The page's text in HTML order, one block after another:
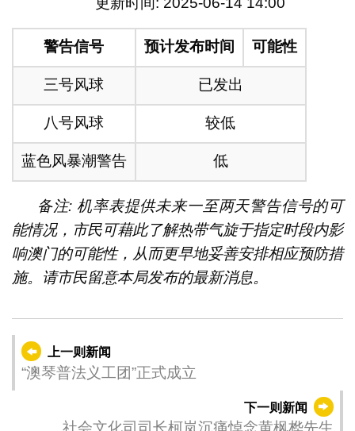
警告信号 预计发布时间 可能性
三号风球 已发出
八号风球 较低
蓝色风暴潮警告 低
备注: 机率表提供未来一至两天警告信号的可
能情况，市民可藉此了解热带气旋于指定时段内影
响澳门的可能性，从而更早地妥善安排相应预防措
施。请市民留意本局发布的最新消息。
上一则新闻
“澳琴普法义工团”正式成立
下一则新闻